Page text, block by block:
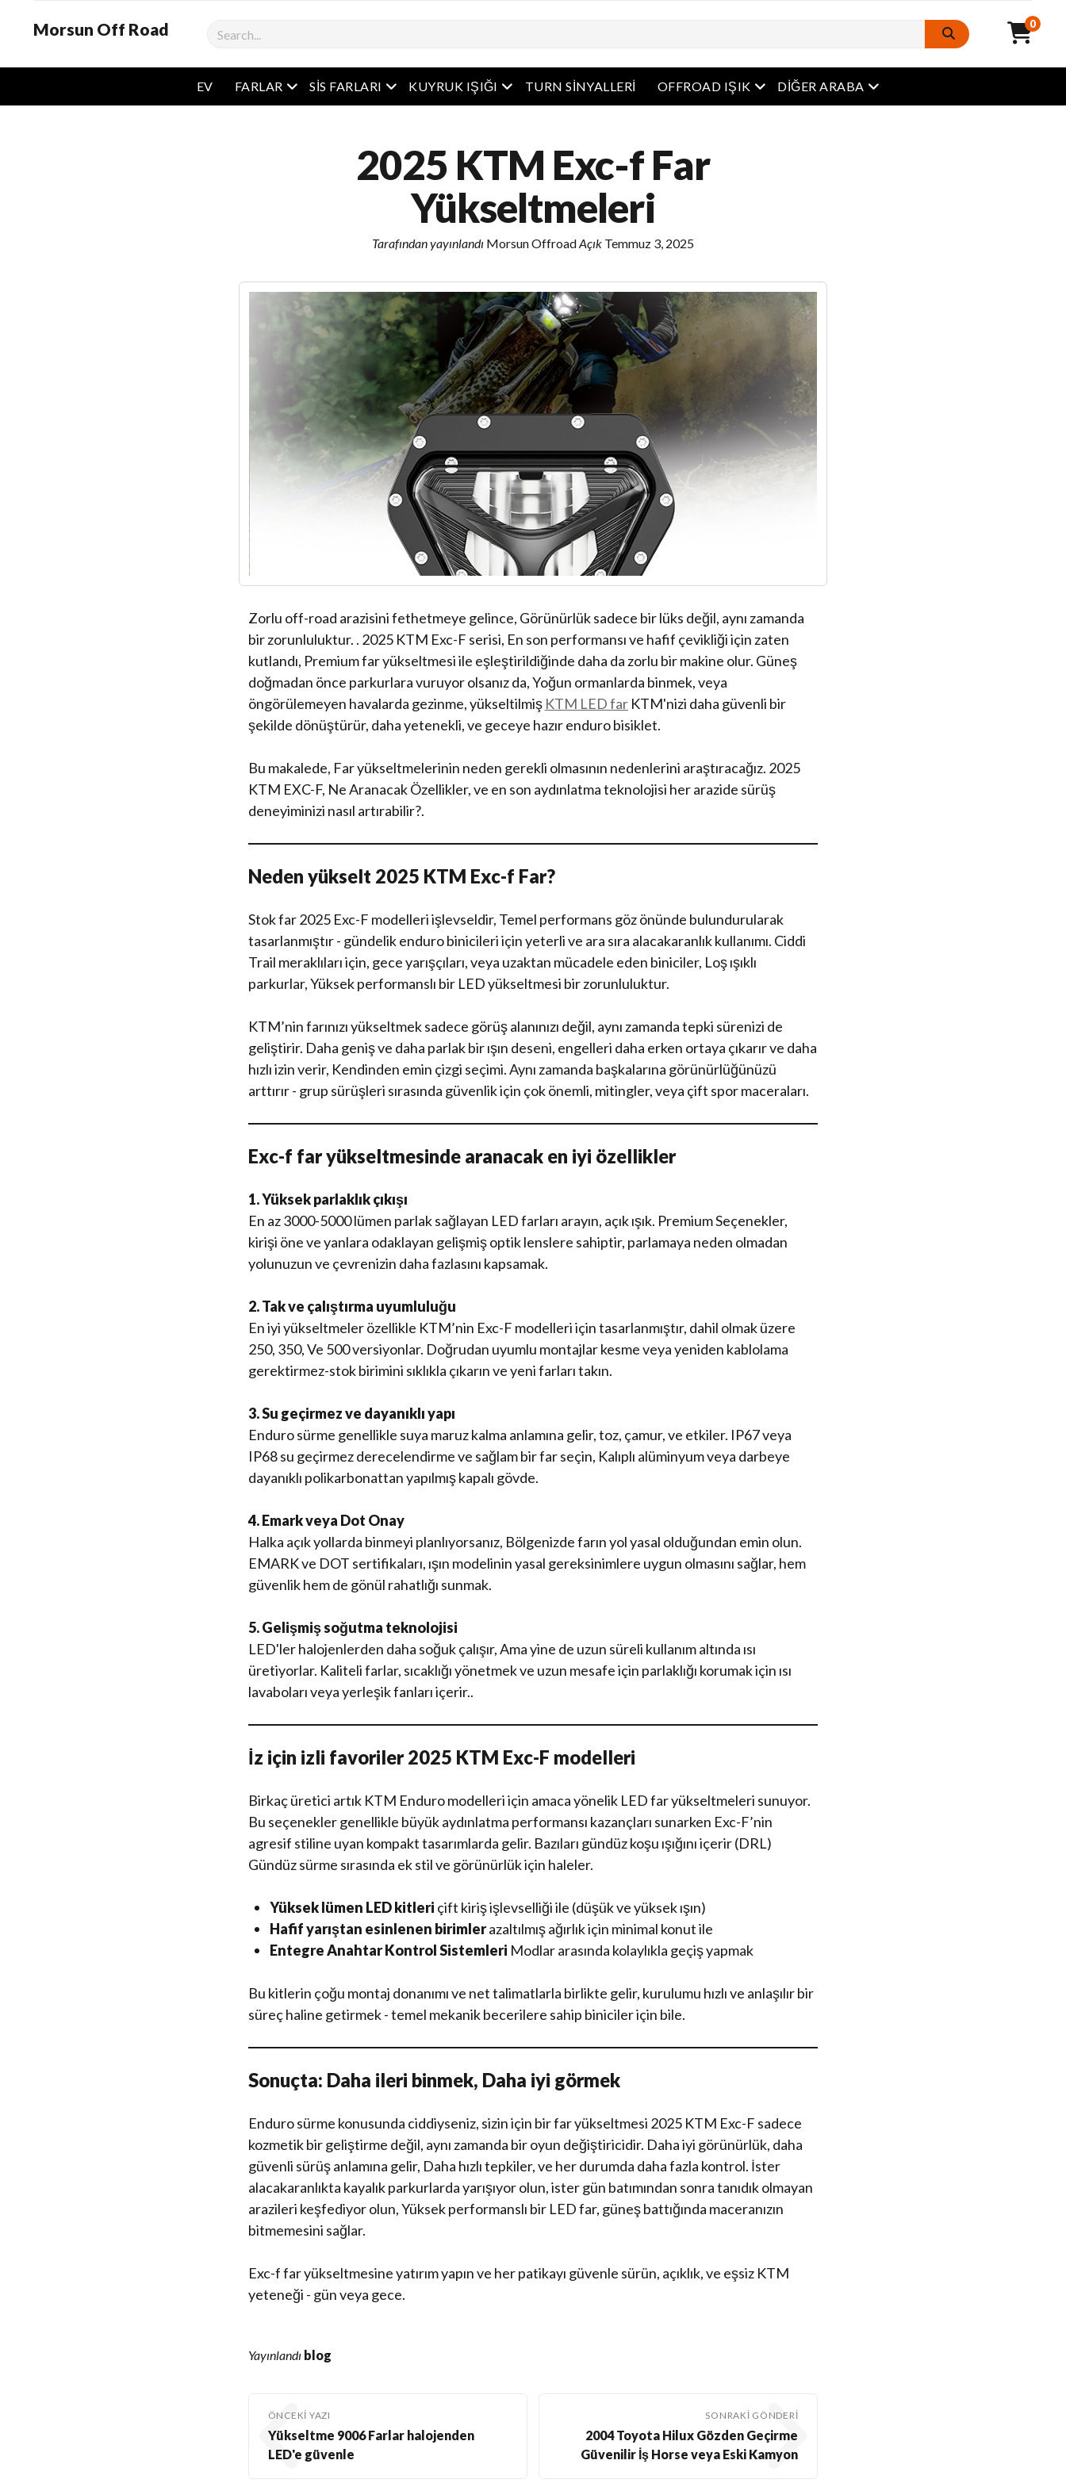
Morsun Off Road Aramak 0
EV FARLAR Açık Menü
SIS FARLARI Açık Menü
KUYRUK IŞIĞI Açık Menü
TURN SINYALLERI OFFROAD IŞIK Açık Menü
DIĞER ARABA Açık Menü
2025 KTM Exc-f Far
Yükseltmeleri
Tarafından yayınlandı Morsun OffroadAçık Temmuz 3, 2025
Zorlu off-road arazisini fethetmeye gelince, Görünürlük sadece bir lüks değil, aynı zamanda
bir zorunluluktur. . 2025 KTM Exc-F serisi, En son performansı ve hafif çevikliği için zaten
kutlandı, Premium far yükseltmesi ile eşleştirildiğinde daha da zorlu bir makine olur. Güneş
doğmadan önce parkurlara vuruyor olsanız da, Yoğun ormanlarda binmek, veya
öngörülemeyen havalarda gezinme, yükseltilmiş KTM LED farKTM'nizi daha güvenli bir
şekilde dönüştürür, daha yetenekli, ve geceye hazır enduro bisiklet.
Bu makalede, Far yükseltmelerinin neden gerekli olmasının nedenlerini araştıracağız. 2025
KTM EXC-F, Ne Aranacak Özellikler, ve en son aydınlatma teknolojisi her arazide sürüş
deneyiminizi nasıl artırabilir?.
Neden yükselt 2025 KTM Exc-f Far?
Stok far 2025 Exc-F modelleri işlevseldir, Temel performans göz önünde bulundurularak
tasarlanmıştır - gündelik enduro binicileri için yeterli ve ara sıra alacakaranlık kullanımı. Ciddi
Trail meraklıları için, gece yarışçıları, veya uzaktan mücadele eden biniciler, Loş ışıklı
parkurlar, Yüksek performanslı bir LED yükseltmesi bir zorunluluktur.
KTM’nin farınızı yükseltmek sadece görüş alanınızı değil, aynı zamanda tepki sürenizi de
geliştirir. Daha geniş ve daha parlak bir ışın deseni, engelleri daha erken ortaya çıkarır ve daha
hızlı izin verir, Kendinden emin çizgi seçimi. Aynı zamanda başkalarına görünürlüğünüzü
arttırır - grup sürüşleri sırasında güvenlik için çok önemli, mitingler, veya çift spor maceraları.
Exc-f far yükseltmesinde aranacak en iyi özellikler
1. Yüksek parlaklık çıkışı
En az 3000-5000 lümen parlak sağlayan LED farları arayın, açık ışık. Premium Seçenekler,
kirişi öne ve yanlara odaklayan gelişmiş optik lenslere sahiptir, parlamaya neden olmadan
yolunuzun ve çevrenizin daha fazlasını kapsamak.
2. Tak ve çalıştırma uyumluluğu
En iyi yükseltmeler özellikle KTM’nin Exc-F modelleri için tasarlanmıştır, dahil olmak üzere
250, 350, Ve 500 versiyonlar. Doğrudan uyumlu montajlar kesme veya yeniden kablolama
gerektirmez-stok birimini sıklıkla çıkarın ve yeni farları takın.
3. Su geçirmez ve dayanıklı yapı
Enduro sürme genellikle suya maruz kalma anlamına gelir, toz, çamur, ve etkiler. IP67 veya
IP68 su geçirmez derecelendirme ve sağlam bir far seçin, Kalıplı alüminyum veya darbeye
dayanıklı polikarbonattan yapılmış kapalı gövde.
4. Emark veya Dot Onay
Halka açık yollarda binmeyi planlıyorsanız, Bölgenizde farın yol yasal olduğundan emin olun.
EMARK ve DOT sertifikaları, ışın modelinin yasal gereksinimlere uygun olmasını sağlar, hem
güvenlik hem de gönül rahatlığı sunmak.
5. Gelişmiş soğutma teknolojisi
LED'ler halojenlerden daha soğuk çalışır, Ama yine de uzun süreli kullanım altında ısı
üretiyorlar. Kaliteli farlar, sıcaklığı yönetmek ve uzun mesafe için parlaklığı korumak için ısı
lavaboları veya yerleşik fanları içerir..
İz için izli favoriler 2025 KTM Exc-F modelleri
Birkaç üretici artık KTM Enduro modelleri için amaca yönelik LED far yükseltmeleri sunuyor.
Bu seçenekler genellikle büyük aydınlatma performansı kazançları sunarken Exc-F’nin
agresif stiline uyan kompakt tasarımlarda gelir. Bazıları gündüz koşu ışığını içerir (DRL)
Gündüz sürme sırasında ek stil ve görünürlük için haleler.
Yüksek lümen LED kitleri çift ​​kiriş işlevselliği ile (düşük ve yüksek ışın)
Hafif yarıştan esinlenen birimlerazaltılmış ağırlık için minimal konut ile
Entegre Anahtar Kontrol Sistemleri Modlar arasında kolaylıkla geçiş yapmak
Bu kitlerin çoğu montaj donanımı ve net talimatlarla birlikte gelir, kurulumu hızlı ve anlaşılır bir
süreç haline getirmek - temel mekanik becerilere sahip biniciler için bile.
Sonuçta: Daha ileri binmek, Daha iyi görmek
Enduro sürme konusunda ciddiyseniz, sizin için bir far yükseltmesi 2025 KTM Exc-F sadece
kozmetik bir geliştirme değil, aynı zamanda bir oyun değiştiricidir. Daha iyi görünürlük, daha
güvenli sürüş anlamına gelir, Daha hızlı tepkiler, ve her durumda daha fazla kontrol. İster
alacakaranlıkta kayalık parkurlarda yarışıyor olun, ister gün batımından sonra tanıdık olmayan
arazileri keşfediyor olun, Yüksek performanslı bir LED far, güneş battığında maceranızın
bitmemesini sağlar.
Exc-f far yükseltmesine yatırım yapın ve her patikayı güvenle sürün, açıklık, ve eşsiz KTM
yeteneği - gün veya gece.
Yayınlandı blog
ÖNCEKI YAZI
Yükseltme 9006 Farlar halojenden
LED'e güvenle
SONRAKI GÖNDERI
2004 Toyota Hilux Gözden Geçirme
Güvenilir İş Horse veya Eski Kamyon